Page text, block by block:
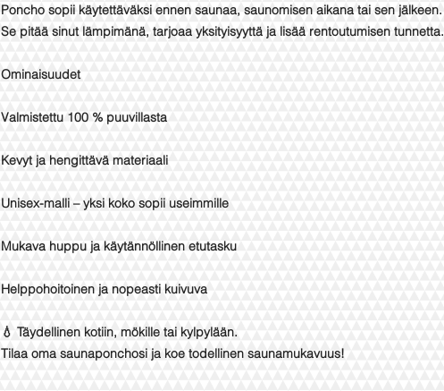
Poncho sopii käytettäväksi ennen saunaa, saunomisen aikana tai sen jälkeen.
Se pitää sinut lämpimänä, tarjoaa yksityisyyttä ja lisää rentoutumisen tunnetta.
Ominaisuudet
Valmistettu 100 % puuvillasta
Kevyt ja hengittävä materiaali
Unisex-malli – yksi koko sopii useimmille
Mukava huppu ja käytännöllinen etutasku
Helppohoitoinen ja nopeasti kuivuva
💧 Täydellinen kotiin, mökille tai kylpylään.
Tilaa oma saunaponchosi ja koe todellinen saunamukavuus!